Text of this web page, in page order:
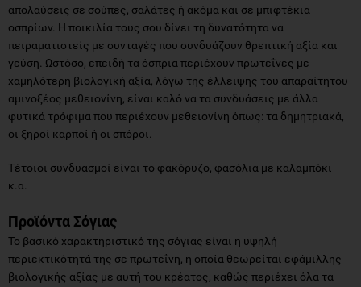
απολαύσεις σε σούπες, σαλάτες ή ακόμα και σε μπιφτέκια
οσπρίων. Η ποικιλία τους σου δίνει τη δυνατότητα να
πειραματιστείς με συνταγές που συνδυάζουν θρεπτική αξία και
γεύση. Ωστόσο, επειδή τα όσπρια περιέχουν πρωτεΐνες με
χαμηλότερη βιολογική αξία, λόγω της έλλειψης του απαραίτητου
αμινοξέος μεθειονίνη, είναι καλό να τα συνδυάσεις με άλλα
φυτικά τρόφιμα που περιέχουν μεθειονίνη όπως: τα δημητριακά,
οι ξηροί καρποί ή οι σπόροι.
Τέτοιοι συνδυασμοί είναι το φακόρυζο, φασόλια με καλαμπόκι
κ.α.
Προϊόντα Σόγιας
Το βασικό χαρακτηριστικό της σόγιας είναι η υψηλή
περιεκτικότητά της σε πρωτεΐνη, η οποία θεωρείται εφάμιλλης
βιολογικής αξίας με αυτή του κρέατος, καθώς περιέχει όλα τα